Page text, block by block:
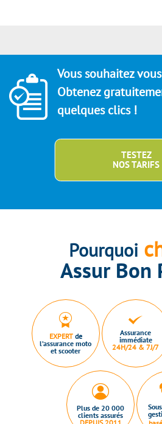
Vous souhaitez
Obtenez
quelques clics !
TESTEZ
NOS TARIFS
Pourquoi
Assur Bon
EXPERTde
l’assurance moto
et scooter
Assurance
immédiate
24H/24 & 7J/7
Plus de 20 000
clients assurés
DEPUIS 2011